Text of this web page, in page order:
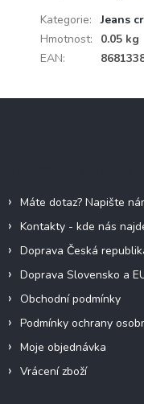
Kategorie:
Jeans
Hmotnost:
0.05 kg
EAN:
Máte dotaz? Napište
Kontakty - kde nás
Doprava Česká
Doprava Slovensko a
Obchodní podmínky
Podmínky ochrany
Moje objednávka
Vrácení zboží